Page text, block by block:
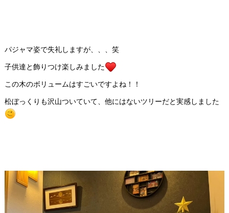
パジャマ姿で失礼しますが、、、笑
子供達と飾りつけ楽しみました
この木のボリュームはすごいですよね！！
松ぼっくりも沢山ついていて、他にはないツリーだと実感しました